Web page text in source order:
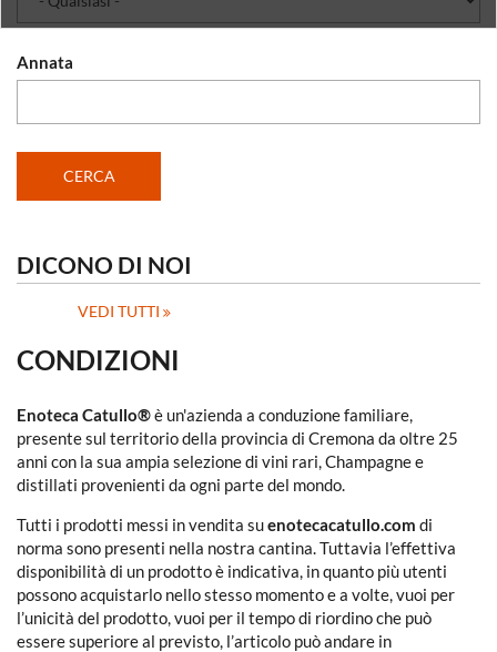
Annata
DICONO DI NOI
VEDI TUTTI
CONDIZIONI
Enoteca Catullo®è un'azienda a conduzione familiare,
presente sul territorio della provincia di Cremona da oltre 25
anni con la sua ampia selezione di vini rari, Champagne e
distillati provenienti da ogni parte del mondo.
Tutti i prodotti messi in vendita suenotecacatullo.com di
norma sono presenti nella nostra cantina. Tuttavia l’effettiva
disponibilità di un prodotto è indicativa, in quanto più utenti
possono acquistarlo nello stesso momento e a volte, vuoi per
l’unicità del prodotto, vuoi per il tempo di riordino che può
essere superiore al previsto, l’articolo può andare in